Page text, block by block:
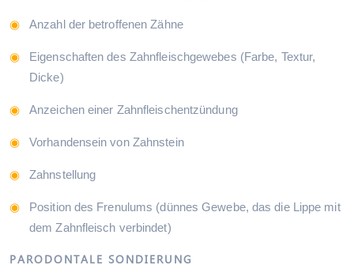
Anzahl der betroffenen Zähne
Eigenschaften des Zahnfleischgewebes (Farbe, Textur,
Dicke)
Anzeichen einer Zahnfleischentzündung
Vorhandensein von Zahnstein
Zahnstellung
Position des Frenulums (dünnes Gewebe, das die Lippe mit
dem Zahnfleisch verbindet)
PARODONTALE SONDIERUNG